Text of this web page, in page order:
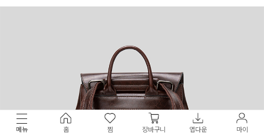
메뉴 홈 찜 장바구니 앱다운 마이